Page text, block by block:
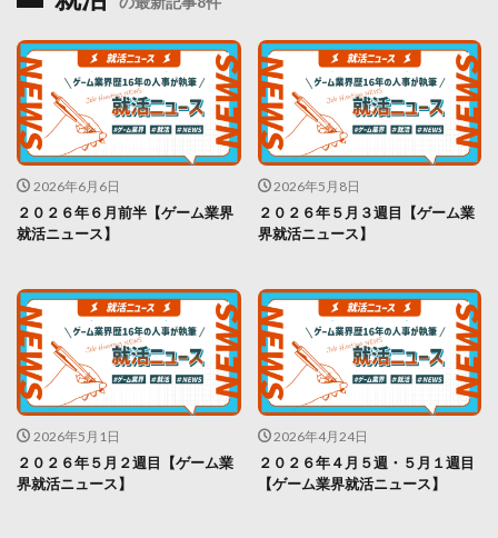
2026年6月6日
２０２６年６月前半【ゲーム業界
就活ニュース】
2026年5月8日
２０２６年５月３週目【ゲーム業
界就活ニュース】
2026年5月1日
２０２６年５月２週目【ゲーム業
界就活ニュース】
2026年4月24日
２０２６年４月５週・５月１週目
【ゲーム業界就活ニュース】